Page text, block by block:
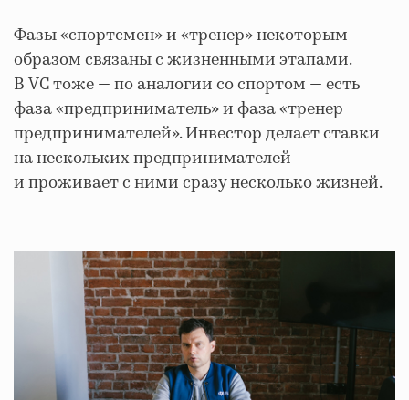
Фазы «спортсмен» и «тренер» некоторым
образом связаны с жизненными этапами.
В VC тоже — по аналогии со спортом — есть
фаза «предприниматель» и фаза «тренер
предпринимателей». Инвестор делает ставки
на нескольких предпринимателей
и проживает с ними сразу несколько жизней.